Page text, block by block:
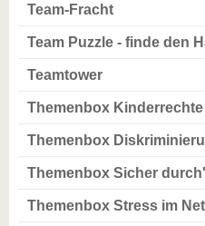
Team-Fracht
Team Puzzle - finde den
Teamtower
Themenbox Kinderrechte
Themenbox
Themenbox Sicher
Themenbox Stress im